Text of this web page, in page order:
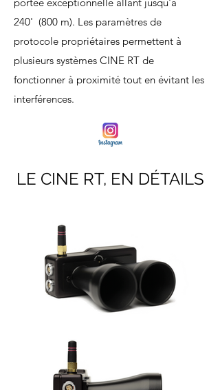
240' (800 m). Les paramètres de
protocole propriétaires permettent à
plusieurs systèmes CINE RT de
fonctionner à proximité tout en évitant les
interférences.
LE CINE RT, EN DÉTAILS